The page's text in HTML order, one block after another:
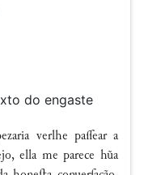
do engaste
verlhe paſſear a
ella me parece hũa